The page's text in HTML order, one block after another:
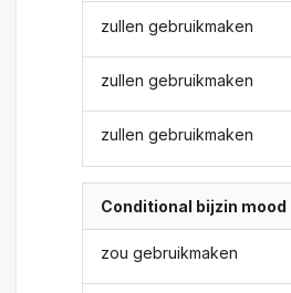
zullen gebruikmaken
zullen gebruikmaken
zullen gebruikmaken
Conditional bijzin mood
zou gebruikmaken